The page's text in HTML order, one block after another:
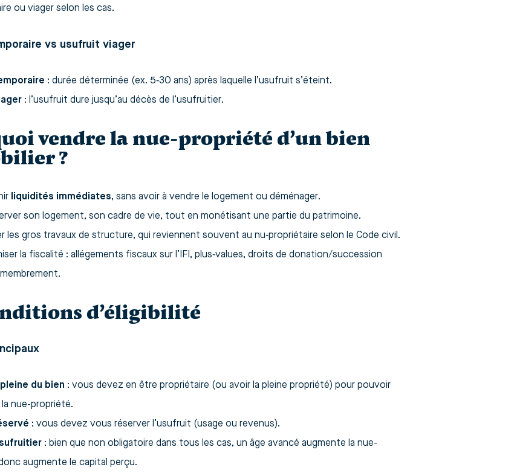
ou viager selon les cas.
vs usufruit viager
: durée déterminée (ex. 5‑30 ans) après laquelle l’usufruit s’éteint.
: l’usufruit dure jusqu’au décès de l’usufruitier.
vendre la nue‑propriété d’un bien
?
liquidités immédiates, sans avoir à vendre le logement ou déménager.
son logement, son cadre de vie, tout en monétisant une partie du patrimoine.
les gros travaux de structure, qui reviennent souvent au nu‑propriétaire selon le Code civil.
la fiscalité : allégements fiscaux sur l’IFI, plus‑values, droits de donation/succession
d’éligibilité
du bien : vous devez en être propriétaire (ou avoir la pleine propriété) pour pouvoir
nue-propriété.
: vous devez vous réserver l’usufruit (usage ou revenus).
: bien que non obligatoire dans tous les cas, un âge avancé augmente la nue-
augmente le capital perçu.